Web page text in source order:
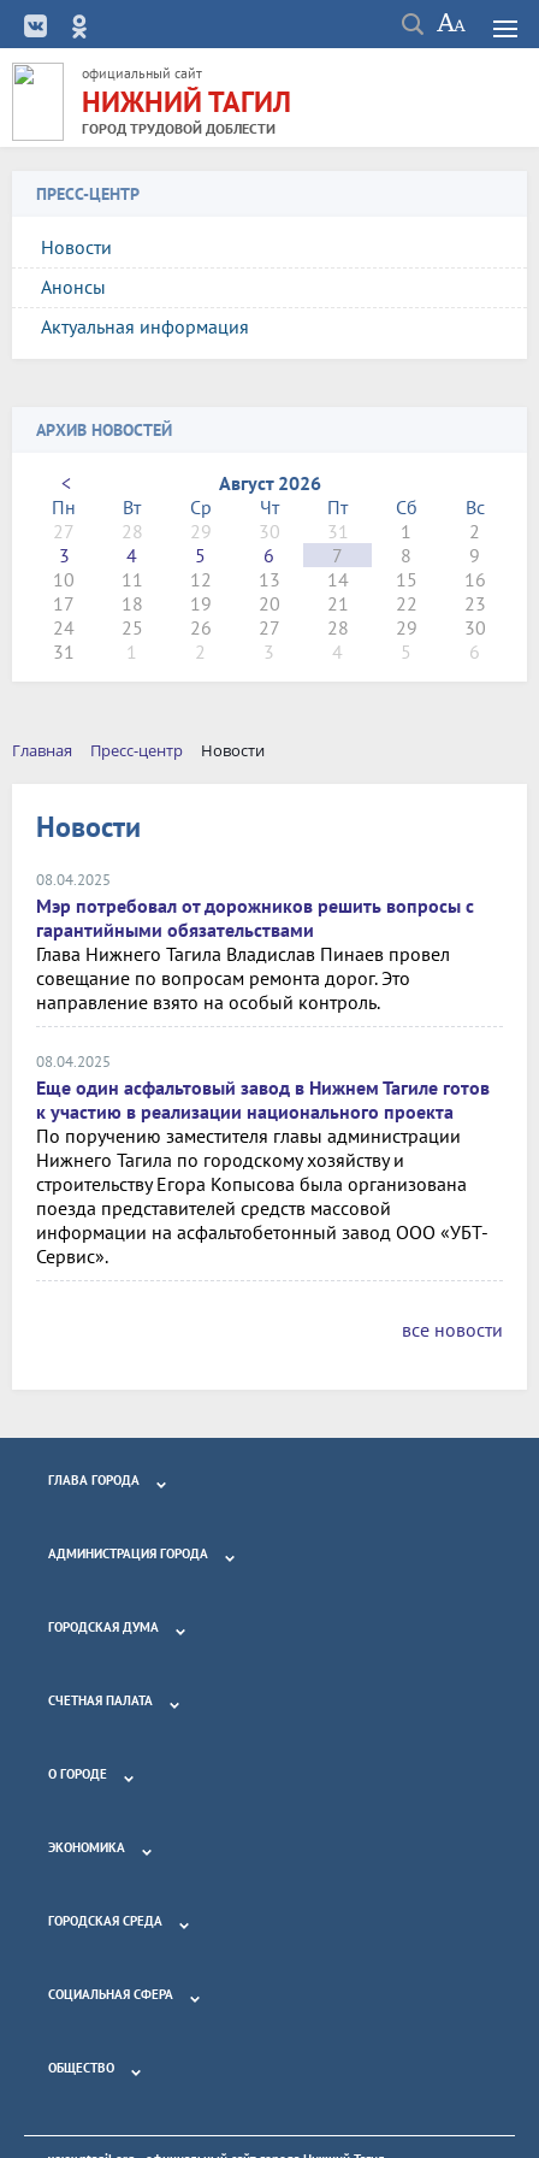
официальный сайт
НИЖНИЙ ТАГИЛ
ГОРОД ТРУДОВОЙ ДОБЛЕСТИ
ПРЕСС-ЦЕНТР
Новости
Анонсы
Актуальная информация
АРХИВ НОВОСТЕЙ
<
Август 2026
Пн
Вт Ср Чт Пт Сб
Вс
27
28 29 30 31 1
2
3
4 5 6 7 8
9
10
11 12 13 14 15
16
17
18 19 20 21 22
23
24
25 26 27 28 29
30
31
1 2 3 4 5 6
Главная Пресс-центр Новости
Новости
08.04.2025
Мэр потребовал от дорожников решить вопросы с
гарантийными обязательствами
Глава Нижнего Тагила Владислав Пинаев провел
совещание по вопросам ремонта дорог. Это
направление взято на особый контроль.
08.04.2025
Еще один асфальтовый завод в Нижнем Тагиле готов
к участию в реализации национального проекта
По поручению заместителя главы администрации
Нижнего Тагила по городскому хозяйству и
строительству Егора Копысова была организована
поезда представителей средств массовой
информации на асфальтобетонный завод ООО «УБТ-
Сервис».
все новости
ГЛАВА ГОРОДА
АДМИНИСТРАЦИЯ ГОРОДА
ГОРОДСКАЯ ДУМА
СЧЕТНАЯ ПАЛАТА
О ГОРОДЕ
ЭКОНОМИКА
ГОРОДСКАЯ СРЕДА
СОЦИАЛЬНАЯ СФЕРА
ОБЩЕСТВО